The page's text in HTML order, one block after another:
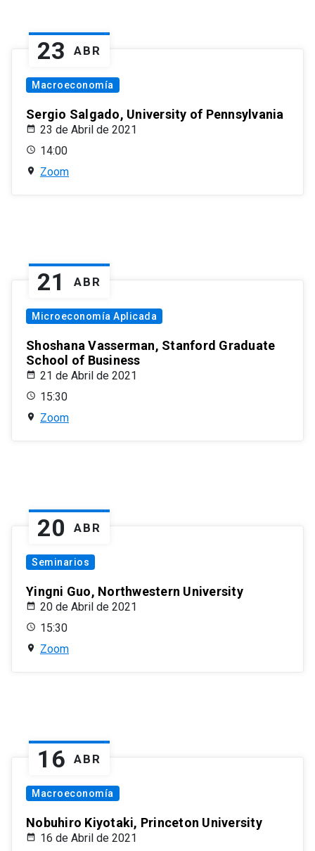
23 ABR
Macroeconomía
Sergio Salgado, University of Pennsylvania
23 de Abril de 2021
14:00
Zoom
21 ABR
Microeconomía Aplicada
Shoshana Vasserman, Stanford Graduate
School of Business
21 de Abril de 2021
15:30
Zoom
20 ABR
Seminarios
Yingni Guo, Northwestern University
20 de Abril de 2021
15:30
Zoom
16 ABR
Macroeconomía
Nobuhiro Kiyotaki, Princeton University
16 de Abril de 2021